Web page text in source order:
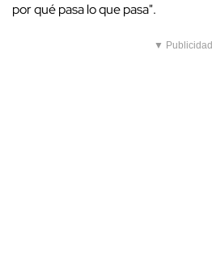
por qué pasa lo que pasa".
▼ Publicidad